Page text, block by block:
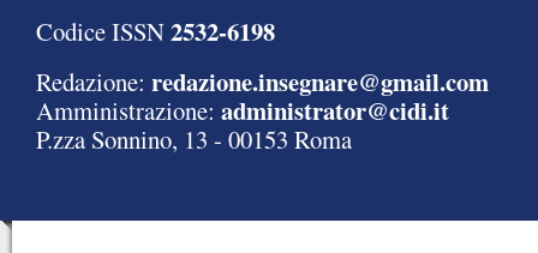
Codice ISSN2532-6198
Redazione: redazione.insegnare@gmail.com
Amministrazione: administrator@cidi.it
P.zza Sonnino, 13 - 00153 Roma